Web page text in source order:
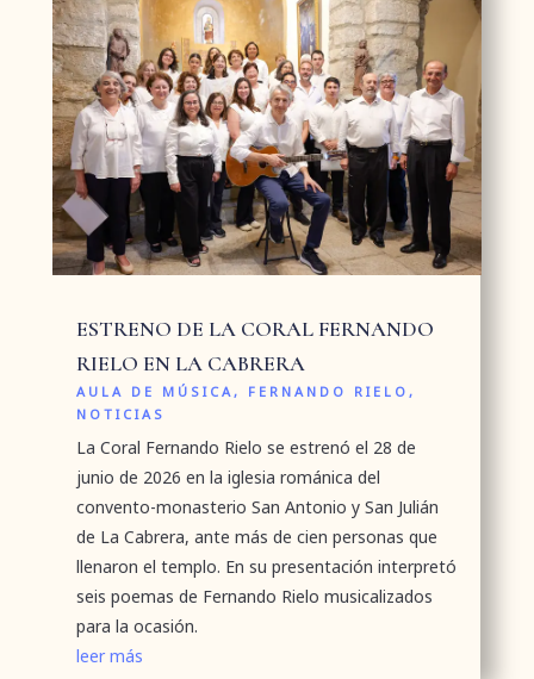
ESTRENO DE LA CORAL FERNANDO
RIELO EN LA CABRERA
AULA DE MÚSICA, FERNANDO RIELO,
NOTICIAS
La Coral Fernando Rielo se estrenó el 28 de
junio de 2026 en la iglesia románica del
convento-monasterio San Antonio y San Julián
de La Cabrera, ante más de cien personas que
llenaron el templo. En su presentación interpretó
seis poemas de Fernando Rielo musicalizados
para la ocasión.
leer más